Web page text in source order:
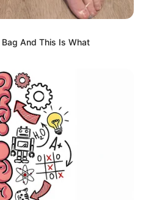
de drones
alerta a 35
en Antioquia
POLICÍAS ASESINADOS
Ibagué despidió con
And This Is What